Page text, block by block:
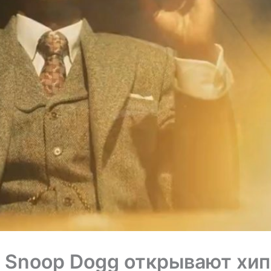
Snoop Dogg открывают